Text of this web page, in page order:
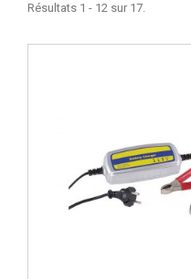
Résultats 1 - 12 sur 17.